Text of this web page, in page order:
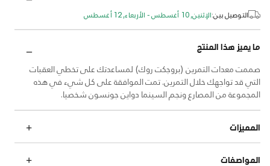
التوصيل بين:الإثنين, 10 أغسطس - الأربعاء, 12 أغسطس
ما يميز هذا المنتج
صممت معدات التمرين (بروجكت روك) لمساعدتك على تخطي العقبات
التي قد تواجهك خلال التمرين. تمت الموافقة على كل شيء في هذه
المجموعة من المصارع ونجم السينما دواين جونسون شخصيا.
المميزات
المواصفات